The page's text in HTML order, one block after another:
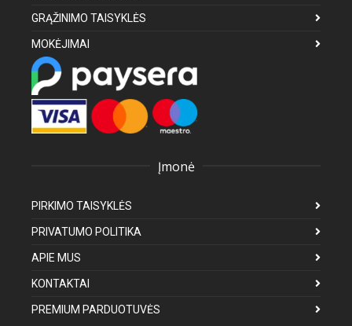
GRĄŽINIMO TAISYKLĖS
MOKĖJIMAI
Įmonė
PIRKIMO TAISYKLĖS
PRIVATUMO POLITIKA
APIE MUS
KONTAKTAI
PREMIUM PARDUOTUVĖS